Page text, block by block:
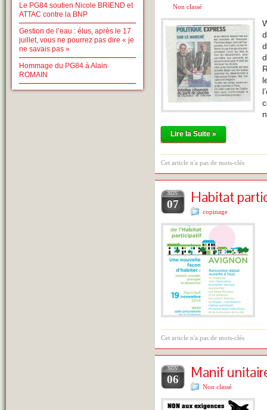
Le PG84 soutien Nicole BRIEND et
ATTAC contre la BNP
Gestion de l’eau : élus, après le 17
juillet, vous ne pourrez pas dire « je
ne savais pas »
Hommage du PG84 à Alain
ROMAIN
Non classé
Lire la Suite »
Cet article n'a pas de mots-clés
NOV
07 Habitat
copinage
Cet article n'a pas de mots-clés
NOV
06 Manif
Non classé